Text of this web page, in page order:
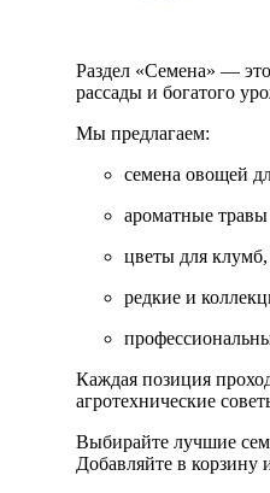
Раздел «Семена» — это
рассады и богатого
Мы предлагаем:
семена овощей
ароматные травы
цветы для
редкие и
Каждая позиция
агротехнические
Выбирайте лучшие
Добавляйте в корзину